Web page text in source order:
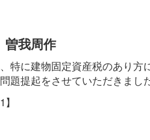
我周作
特に建物固定資産税のあり
題提起をさせていただきました